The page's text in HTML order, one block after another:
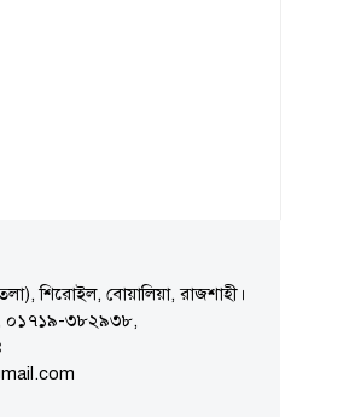
শিরোইল, বোয়ালিয়া, রাজশাহী।
০১৭১৯-৩৮২৯৩৮,